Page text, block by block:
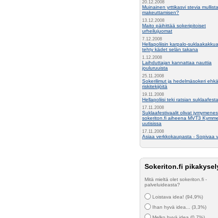
20.12.2008
Muinainen yrttikasvi stevia
makeuttamisen?
13.12.2008
Maito päihittää sokeripitoiset
urheilujuomat
7.12.2008
Hellapoliisin karpalo-
tehty kädet selän takana
1.12.2008
Laihduttajan kannattaa nauttia
jouluruuista
25.11.2008
Sokerilimut ja hedelmäsokeri
riskitekijöitä
19.11.2008
Hellapoliisi teki ratsian
17.11.2008
Suklaafestivaalit olivat
sokeriton.fi aiheena MVT3
uutisissa
17.11.2008
Asiaa verkkokaupasta - Sopivaa
Sokeriton.fi
Mitä mieltä olet sokeriton.fi -
palveluideasta?
Loistava idea! (94,9%)
Ihan hyvä idea... (3,3%)